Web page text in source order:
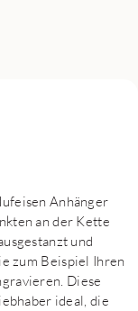
Anhänger
an der Kette
und
zum Beispiel Ihren
Diese
ideal, die